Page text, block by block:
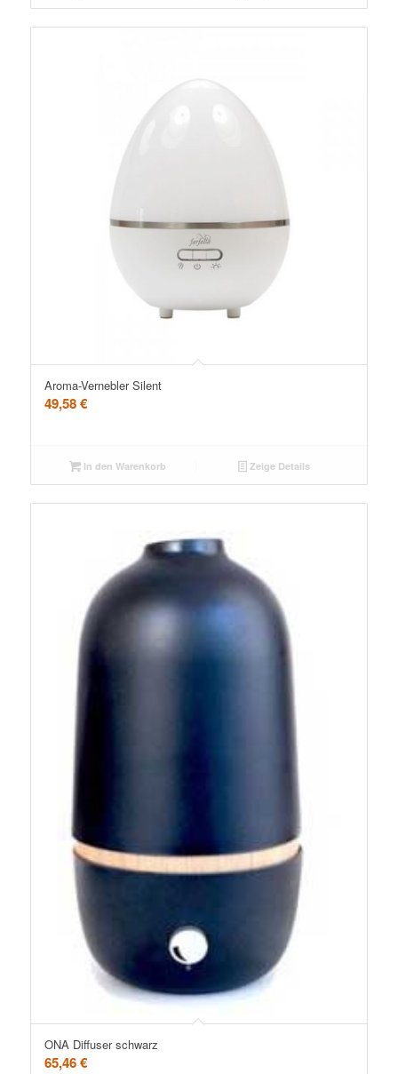
Aroma-Vernebler Silent
49,58€
In den Warenkorb Zeige Details
ONA Diffuser schwarz
65,46€